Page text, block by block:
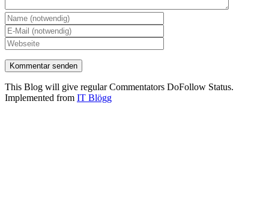
This Blog will give regular Commentators DoFollow Status.
Implemented from IT Blögg